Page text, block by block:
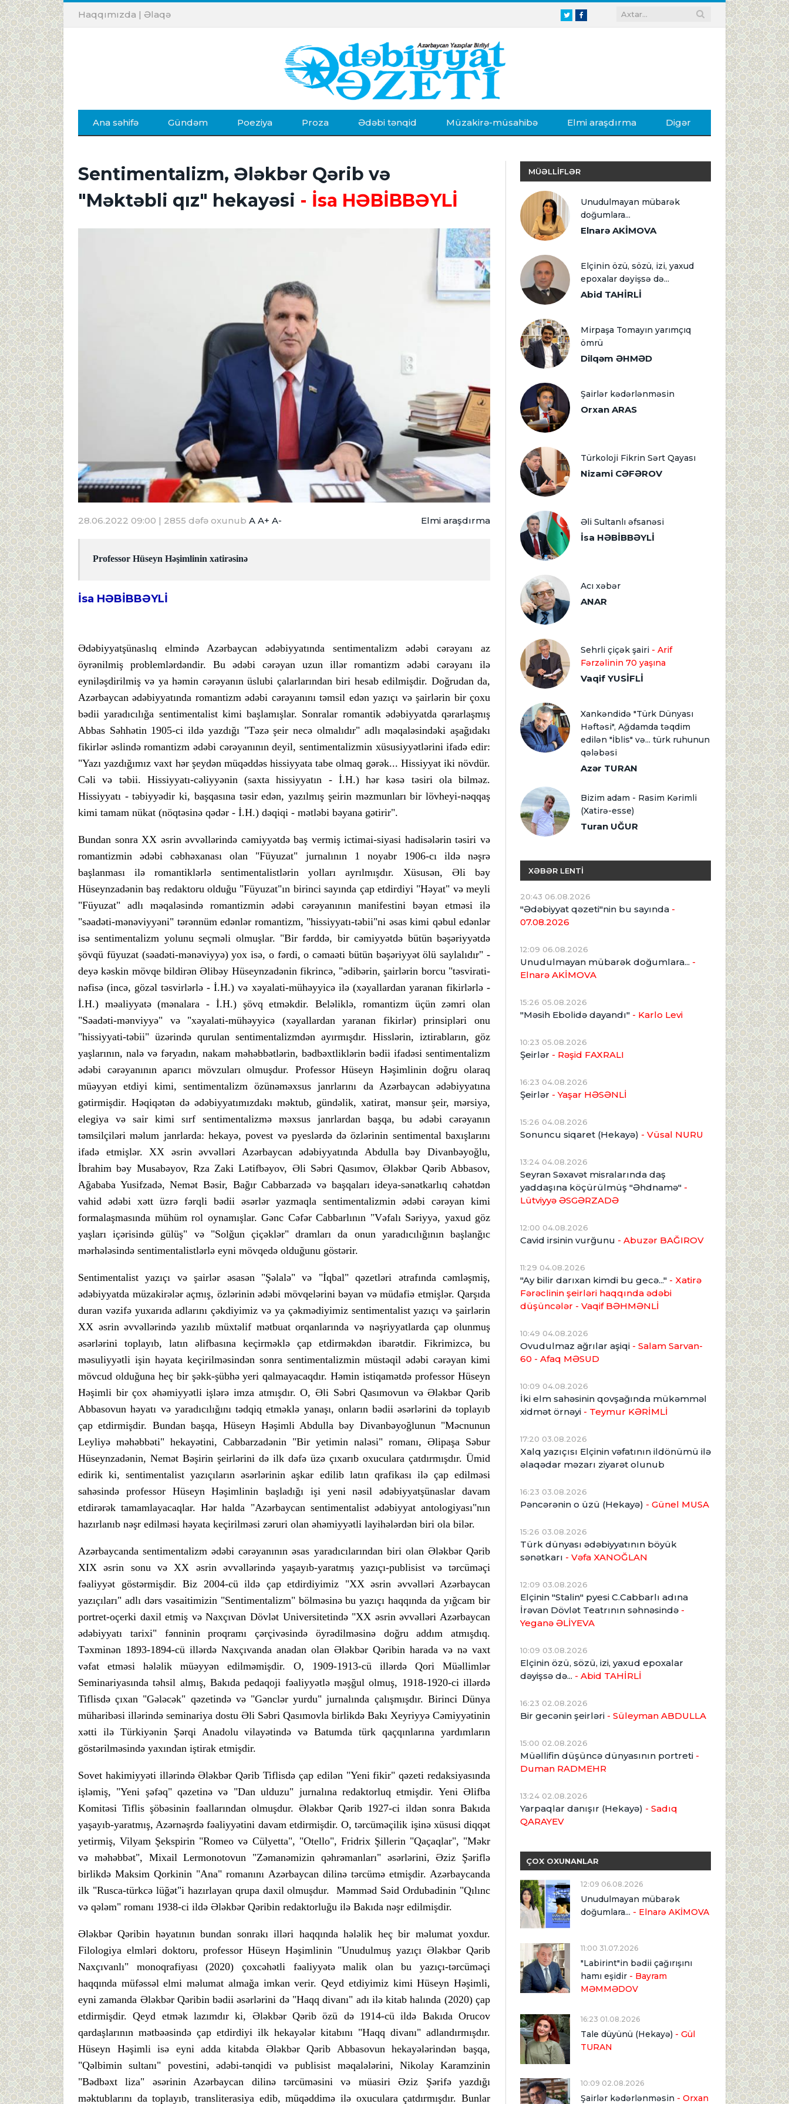
TwitterFacebook
Haqqımızda | Əlaqə
Ana səhifə Gündəm Poeziya Proza Ədəbi tənqid Müzakirə-müsahibə Elmi araşdırma Digər
Sentimentalizm, Ələkbər Qərib və
"Məktəbli qız" hekayəsi - İsa HƏBİBBƏYLİ
28.06.2022 09:00 | 2855 dəfə oxunub A A+ A- Elmi araşdırma
Professor Hüseyn Həşimlinin xatirəsinə
İsa HƏBİBBƏYLİ
Ədəbiyyatşünaslıq elmində Azərbaycan ədəbiyyatında sentimentalizm ədəbi cərəyanı az
öyrənilmiş problemlərdəndir. Bu ədəbi cərəyan uzun illər romantizm ədəbi cərəyanı ilə
eyniləşdirilmiş və ya həmin cərəyanın üslubi çalarlarından biri hesab edilmişdir. Doğrudan da,
Azərbaycan ədəbiyyatında romantizm ədəbi cərəyanını təmsil edən yazıçı və şairlərin bir çoxu
bədii yaradıcılığa sentimentalist kimi başlamışlar. Sonralar romantik ədəbiyyatda qərarlaşmış
Abbas Səhhətin 1905-ci ildə yazdığı "Təzə şeir necə olmalıdır" adlı məqaləsindəki aşağıdakı
fikirlər əslində romantizm ədəbi cərəyanının deyil, sentimentalizmin xüsusiyyətlərini ifadə edir:
"Yazı yazdığımız vaxt hər şeydən müqəddəs hissiyyata tabe olmaq gərək... Hissiyyat iki növdür.
Cəli və təbii. Hissiyyatı-cəliyyənin (saxta hissiyyatın - İ.H.) hər kəsə təsiri ola bilməz.
Hissiyyatı - təbiyyədir ki, başqasına təsir edən, yazılmış şeirin məzmunları bir lövheyi-nəqqaş
kimi tamam nükat (nöqtəsinə qədər - İ.H.) dəqiqi - mətləbi bəyana gətirir".
Bundan sonra XX əsrin əvvəllərində cəmiyyətdə baş vermiş ictimai-siyasi hadisələrin təsiri və
romantizmin ədəbi cəbhəxanası olan "Füyuzat" jurnalının 1 noyabr 1906-cı ildə nəşrə
başlanması ilə romantiklərlə sentimentalistlərin yolları ayrılmışdır. Xüsusən, Əli bəy
Hüseynzadənin baş redaktoru olduğu "Füyuzat"ın birinci sayında çap etdirdiyi "Həyat" və meyli
"Füyuzat" adlı məqaləsində romantizmin ədəbi cərəyanının manifestini bəyan etməsi ilə
"səadəti-mənəviyyəni" tərənnüm edənlər romantizm, "hissiyyatı-təbii"ni əsas kimi qəbul edənlər
isə sentimentalizm yolunu seçməli olmuşlar. "Bir fərddə, bir cəmiyyətdə bütün bəşəriyyətdə
şövqü füyuzat (səadəti-mənəviyyə) yox isə, o fərdi, o cəmaəti bütün bəşəriyyət ölü saylalıdır" -
deyə kəskin mövqe bildirən Əlibəy Hüseynzadənin fikrincə, "ədibərin, şairlərin borcu "təsvirati-
nəfisə (incə, gözəl təsvirlərlə - İ.H.) və xəyalati-mühəyyicə ilə (xəyallardan yaranan fikirlərlə -
İ.H.) məaliyyatə (mənalara - İ.H.) şövq etməkdir. Beləliklə, romantizm üçün zəmri olan
"Səadəti-mənviyyə" və "xəyalati-mühəyyicə (xəyallardan yaranan fikirlər) prinsipləri onu
"hissiyyati-təbii" üzərində qurulan sentimentalizmdən ayırmışdır. Hisslərin, iztirabların, göz
yaşlarının, nalə və fəryadın, nakam məhəbbətlərin, bədbəxtliklərin bədii ifadəsi sentimentalizm
ədəbi cərəyanının aparıcı mövzuları olmuşdur. Professor Hüseyn Həşimlinin doğru olaraq
müəyyən etdiyi kimi, sentimentalizm özünəməxsus janrlarını da Azərbaycan ədəbiyyatına
gətirmişdir. Həqiqətən də ədəbiyyatımızdakı məktub, gündəlik, xatirat, mənsur şeir, mərsiyə,
elegiya və sair kimi sırf sentimentalizmə məxsus janrlardan başqa, bu ədəbi cərəyanın
təmsilçiləri məlum janrlarda: hekayə, povest və pyeslərdə də özlərinin sentimental baxışlarını
ifadə etmişlər. XX əsrin əvvəlləri Azərbaycan ədəbiyyatında Abdulla bəy Divanbəyoğlu,
İbrahim bəy Musabəyov, Rza Zaki Lətifbəyov, Əli Səbri Qasımov, Ələkbər Qərib Abbasov,
Ağababa Yusifzadə, Nemət Bəsir, Bağır Cabbarzadə və başqaları ideya-sənətkarlıq cəhətdən
vahid ədəbi xətt üzrə fərqli bədii əsərlər yazmaqla sentimentalizmin ədəbi cərəyan kimi
formalaşmasında mühüm rol oynamışlar. Gənc Cəfər Cabbarlının "Vəfalı Səriyyə, yaxud göz
yaşları içərisində gülüş" və "Solğun çiçəklər" dramları da onun yaradıcılığının başlanğıc
mərhələsində sentimentalistlərlə eyni mövqedə olduğunu göstərir.
Sentimentalist yazıçı və şairlər əsasən "Şəlalə" və "İqbal" qəzetləri ətrafında cəmləşmiş,
ədəbiyyatda müzakirələr açmış, özlərinin ədəbi mövqelərini bəyan və müdafiə etmişlər. Qarşıda
duran vəzifə yuxarıda adlarını çəkdiyimiz və ya çəkmədiyimiz sentimentalist yazıçı və şairlərin
XX əsrin əvvəllərində yazılıb müxtəlif mətbuat orqanlarında və nəşriyyatlarda çap olunmuş
əsərlərini toplayıb, latın əlifbasına keçirməklə çap etdirməkdən ibarətdir. Fikrimizcə, bu
məsuliyyətli işin həyata keçirilməsindən sonra sentimentalizmin müstəqil ədəbi cərəyan kimi
mövcud olduğuna heç bir şəkk-şübhə yeri qalmayacaqdır. Həmin istiqamətdə professor Hüseyn
Həşimli bir çox əhəmiyyətli işlərə imza atmışdır. O, Əli Səbri Qasımovun və Ələkbər Qərib
Abbasovun həyatı və yaradıcılığını tədqiq etməklə yanaşı, onların bədii əsərlərini də toplayıb
çap etdirmişdir. Bundan başqa, Hüseyn Həşimli Abdulla bəy Divanbəyoğlunun "Məcnunun
Leyliyə məhəbbəti" hekayətini, Cabbarzadənin "Bir yetimin naləsi" romanı, Əlipaşa Səbur
Hüseynzadənin, Nemət Bəşirin şeirlərini də ilk dəfə üzə çıxarıb oxuculara çatdırmışdır. Ümid
edirik ki, sentimentalist yazıçıların əsərlərinin aşkar edilib latın qrafikası ilə çap edilməsi
sahəsində professor Hüseyn Həşimlinin başladığı işi yeni nəsil ədəbiyyatşünaslar davam
etdirərək tamamlayacaqlar. Hər halda "Azərbaycan sentimentalist ədəbiyyat antologiyası"nın
hazırlanıb nəşr edilməsi həyata keçirilməsi zəruri olan əhəmiyyətli layihələrdən biri ola bilər.
Azərbaycanda sentimentalizm ədəbi cərəyanının əsas yaradıcılarından biri olan Ələkbər Qərib
XIX əsrin sonu və XX əsrin əvvəllərində yaşayıb-yaratmış yazıçı-publisist və tərcüməçi
fəaliyyət göstərmişdir. Biz 2004-cü ildə çap etdirdiyimiz "XX əsrin əvvəlləri Azərbaycan
yazıçıları" adlı dərs vəsaitimizin "Sentimentalizm" bölməsinə bu yazıçı haqqında da yığcam bir
portret-oçerki daxil etmiş və Naxçıvan Dövlət Universitetində "XX əsrin əvvəlləri Azərbaycan
ədəbiyyatı tarixi" fənninin proqramı çərçivəsində öyrədilməsinə doğru addım atmışdıq.
Təxminən 1893-1894-cü illərdə Naxçıvanda anadan olan Ələkbər Qəribin harada və nə vaxt
vəfat etməsi hələlik müəyyən edilməmişdir. O, 1909-1913-cü illərdə Qori Müəllimlər
Seminariyasında təhsil almış, Bakıda pedaqoji fəaliyyətlə məşğul olmuş, 1918-1920-ci illərdə
Tiflisdə çıxan "Gələcək" qəzetində və "Gənclər yurdu" jurnalında çalışmışdır. Birinci Dünya
müharibəsi illərində seminariya dostu Əli Səbri Qasımovla birlikdə Bakı Xeyriyyə Cəmiyyətinin
xətti ilə Türkiyənin Şərqi Anadolu vilayətində və Batumda türk qaçqınlarına yardımların
göstərilməsində yaxından iştirak etmişdir.
Sovet hakimiyyəti illərində Ələkbər Qərib Tiflisdə çap edilən "Yeni fikir" qəzeti redaksiyasında
işləmiş, "Yeni şəfəq" qəzetinə və "Dan ulduzu" jurnalına redaktorluq etmişdir. Yeni Əlifba
Komitəsi Tiflis şöbəsinin fəallarından olmuşdur. Ələkbər Qərib 1927-ci ildən sonra Bakıda
yaşayıb-yaratmış, Azərnəşrdə fəaliyyətini davam etdirmişdir. O, tərcüməçilik işinə xüsusi diqqət
yetirmiş, Vilyam Şekspirin "Romeo və Cülyetta", "Otello", Fridrix Şillerin "Qaçaqlar", "Məkr
və məhəbbət", Mixail Lermonotovun "Zəmanəmizin qəhrəmanları" əsərlərini, Əziz Şəriflə
birlikdə Maksim Qorkinin "Ana" romanını Azərbaycan dilinə tərcümə etmişdir. Azərbaycanda
ilk "Rusca-türkcə lüğət"i hazırlayan qrupa daxil olmuşdur. Məmməd Səid Ordubadinin "Qılınc
və qələm" romanı 1938-ci ildə Ələkbər Qəribin redaktorluğu ilə Bakıda nəşr edilmişdir.
Ələkbər Qəribin həyatının bundan sonrakı illəri haqqında hələlik heç bir məlumat yoxdur.
Filologiya elmləri doktoru, professor Hüseyn Həşimlinin "Unudulmuş yazıçı Ələkbər Qərib
Naxçıvanlı" monoqrafiyası (2020) çoxcəhətli fəaliyyətə malik olan bu yazıçı-tərcüməçi
haqqında müfəssəl elmi məlumat almağa imkan verir. Qeyd etdiyimiz kimi Hüseyn Həşimli,
eyni zamanda Ələkbər Qəribin bədii əsərlərini də "Haqq divanı" adı ilə kitab halında (2020) çap
etdirmişdir. Qeyd etmək lazımdır ki, Ələkbər Qərib özü də 1914-cü ildə Bakıda Orucov
qardaşlarının mətbəəsində çap etdirdiyi ilk hekayələr kitabını "Haqq divanı" adlandırmışdır.
Hüseyn Həşimli isə eyni adda kitabda Ələkbər Qərib Abbasovun hekayələrindən başqa,
"Qəlbimin sultanı" povestini, ədəbi-tənqidi və publisist məqalələrini, Nikolay Karamzinin
"Bədbəxt liza" əsərinin Azərbaycan dilinə tərcüməsini və müasiri Əziz Şərifə yazdığı
məktublarını da toplayıb, transliterasiya edib, müqəddimə ilə oxuculara çatdırmışdır. Bunlar
MÜƏLLİFLƏR
Unudulmayan mübarək
doğumlara...
Elnarə AKİMOVA
Elçinin özü, sözü, izi, yaxud
epoxalar dəyişsə də...
Abid TAHİRLİ
Mirpaşa Tomayın yarımçıq
ömrü
Dilqəm ƏHMƏD
Şairlər kədərlənməsin
Orxan ARAS
Türkoloji Fikrin Sərt Qayası
Nizami CƏFƏROV
Əli Sultanlı əfsanəsi
İsa HƏBİBBƏYLİ
Acı xəbər
ANAR
Sehrli çiçək şairi - Arif
Fərzəlinin 70 yaşına
Vaqif YUSİFLİ
Xankəndidə "Türk Dünyası
Həftəsi", Ağdamda təqdim
edilən "İblis" və... türk ruhunun
qələbəsi
Azər TURAN
Bizim adam - Rasim Kərimli
(Xatirə-esse)
Turan UĞUR
XƏBƏR LENTİ
20:43 06.08.2026
"Ədəbiyyat qəzeti"nin bu sayında -
07.08.2026
12:09 06.08.2026
Unudulmayan mübarək doğumlara... -
Elnarə AKİMOVA
15:26 05.08.2026
"Məsih Ebolidə dayandı" - Karlo Levi
10:23 05.08.2026
Şeirlər - Rəşid FAXRALI
16:23 04.08.2026
Şeirlər - Yaşar HƏSƏNLİ
15:26 04.08.2026
Sonuncu siqaret (Hekayə) - Vüsal NURU
13:24 04.08.2026
Seyran Səxavət misralarında daş
yaddaşına köçürülmüş "Əhdnamə" -
Lütviyyə ƏSGƏRZADƏ
12:00 04.08.2026
Cavid irsinin vurğunu - Abuzər BAĞIROV
11:29 04.08.2026
"Ay bilir darıxan kimdi bu gecə..." - Xatirə
Fərəclinin şeirləri haqqında ədəbi
düşüncələr - Vaqif BƏHMƏNLİ
10:49 04.08.2026
Ovudulmaz ağrılar aşiqi - Salam Sarvan-
60 - Afaq MƏSUD
10:09 04.08.2026
İki elm sahəsinin qovşağında mükəmməl
xidmət örnəyi - Teymur KƏRİMLİ
17:20 03.08.2026
Xalq yazıçısı Elçinin vəfatının ildönümü ilə
əlaqədar məzarı ziyarət olunub
16:23 03.08.2026
Pəncərənin o üzü (Hekayə) - Günel MUSA
15:26 03.08.2026
Türk dünyası ədəbiyyatının böyük
sənətkarı - Vəfa XANOĞLAN
12:09 03.08.2026
Elçinin "Stalin" pyesi C.Cabbarlı adına
İrəvan Dövlət Teatrının səhnəsində -
Yeganə ƏLİYEVA
10:09 03.08.2026
Elçinin özü, sözü, izi, yaxud epoxalar
dəyişsə də... - Abid TAHİRLİ
16:23 02.08.2026
Bir gecənin şeirləri - Süleyman ABDULLA
15:00 02.08.2026
Müəllifin düşüncə dünyasının portreti -
Duman RADMEHR
13:24 02.08.2026
Yarpaqlar danışır (Hekayə) - Sadıq
QARAYEV
ÇOX OXUNANLAR
12:09 06.08.2026
Unudulmayan mübarək
doğumlara... - Elnarə AKİMOVA
11:00 31.07.2026
"Labirint"in bədii çağırışını
hamı eşidir - Bayram
MƏMMƏDOV
16:23 01.08.2026
Tale düyünü (Hekayə) - Gül
TURAN
10:09 02.08.2026
Şairlər kədərlənməsin - Orxan